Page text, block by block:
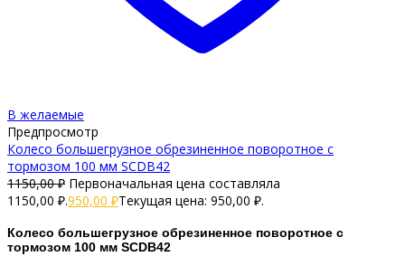
В желаемые
Предпросмотр
Колесо большегрузное обрезиненное поворотное с
тормозом 100 мм SCDB42
1150,00₽ Первоначальная цена составляла
1150,00 ₽.950,00 ₽Текущая цена: 950,00 ₽.
Колесо большегрузное обрезиненное поворотное с
тормозом 100 мм SCDB42